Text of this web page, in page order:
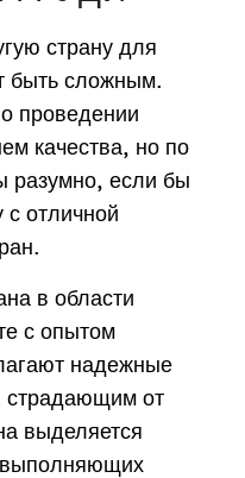
страну для
быть сложным.
проведении
качества, но по
разумно, если бы
с отличной
в области
с опытом
надежные
от
выделяется